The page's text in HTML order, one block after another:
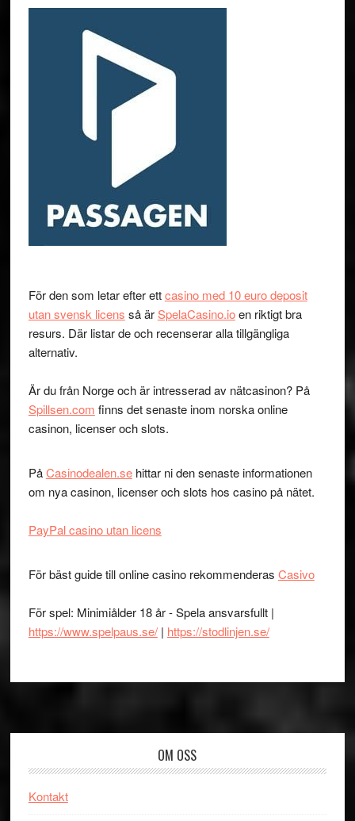
För den som letar efter ettcasino med 10 euro deposit
utan svensk licens så ärSpelaCasino.ioen riktigt bra
resurs. Där listar de och recenserar alla tillgängliga
alternativ.
Är du från Norge och är intresserad av nätcasinon? På
Spillsen.com finns det senaste inom norska online
casinon, licenser och slots.
PåCasinodealen.sehittar ni den senaste informationen
om nya casinon, licenser och slots hos casino på nätet.
PayPal casino utan licens
För bäst guide till online casino rekommenderas Casivo
För spel: Minimiålder 18 år - Spela ansvarsfullt |
https://www.spelpaus.se/| https://stodlinjen.se/
OM OSS
Kontakt